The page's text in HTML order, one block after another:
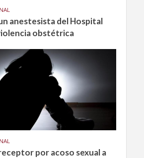
anestesista del Hospital
obstétrica
por acoso sexual a